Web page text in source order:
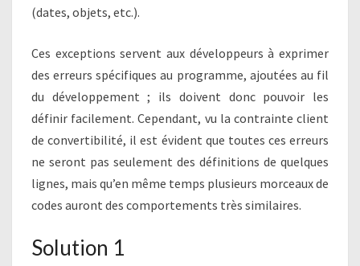
(dates, objets, etc.).
Ces exceptions servent aux développeurs à exprimer
des erreurs spécifiques au programme, ajoutées au fil
du développement ; ils doivent donc pouvoir les
définir facilement. Cependant, vu la contrainte client
de convertibilité, il est évident que toutes ces erreurs
ne seront pas seulement des définitions de quelques
lignes, mais qu’en même temps plusieurs morceaux de
codes auront des comportements très similaires.
Solution 1